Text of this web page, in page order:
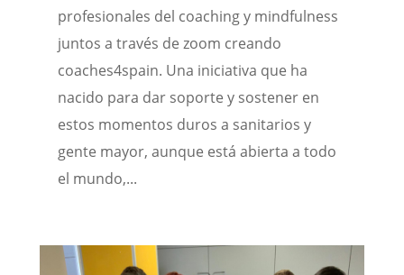
profesionales del coaching y mindfulness
juntos a través de zoom creando
coaches4spain. Una iniciativa que ha
nacido para dar soporte y sostener en
estos momentos duros a sanitarios y
gente mayor, aunque está abierta a todo
el mundo,...